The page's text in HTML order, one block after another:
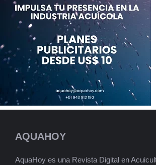
AQUAHOY
AquaHoy es una Revista Digital en